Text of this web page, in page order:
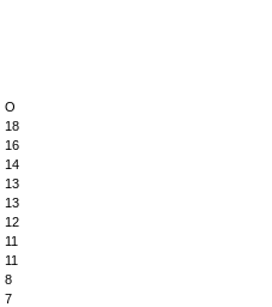
О
18
16
14
13
13
12
11
11
8
7